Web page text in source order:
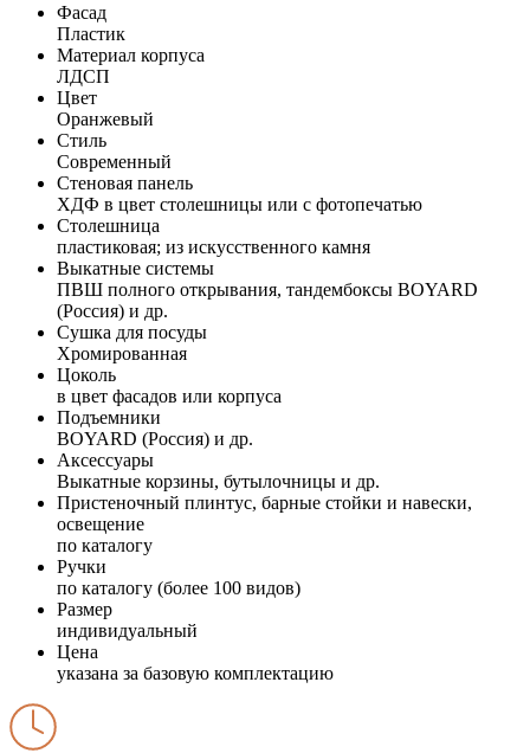
Фасад
Пластик
Материал корпуса
ЛДСП
Цвет
Оранжевый
Стиль
Современный
Стеновая панель
ХДФ в цвет столешницы или с фотопечатью
Столешница
пластиковая; из искусственного камня
Выкатные системы
ПВШ полного открывания, тандембоксы BOYARD
(Россия) и др.
Сушка для посуды
Хромированная
Цоколь
в цвет фасадов или корпуса
Подъемники
BOYARD (Россия) и др.
Аксессуары
Выкатные корзины, бутылочницы и др.
Пристеночный плинтус, барные стойки и навески,
освещение
по каталогу
Ручки
по каталогу (более 100 видов)
Размер
индивидуальный
Цена
указана за базовую комплектацию